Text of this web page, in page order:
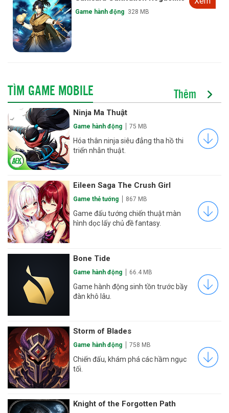
Game hành động 328 MB
TÌM GAME MOBILE Thêm
Ninja Ma Thuật
Game hành động 75 MB
Hóa thân ninja siêu đẳng tha hồ thi
triển nhẫn thuật.
Eileen Saga The Crush Girl
Game thẻ tướng 867 MB
Game đấu tướng chiến thuật màn
hình dọc lấy chủ đề fantasy.
Bone Tide
Game hành động 66.4 MB
Game hành động sinh tồn trước bầy
đàn khô lâu.
Storm of Blades
Game hành động 758 MB
Chiến đấu, khám phá các hầm ngục
tối.
Knight of the Forgotten Path